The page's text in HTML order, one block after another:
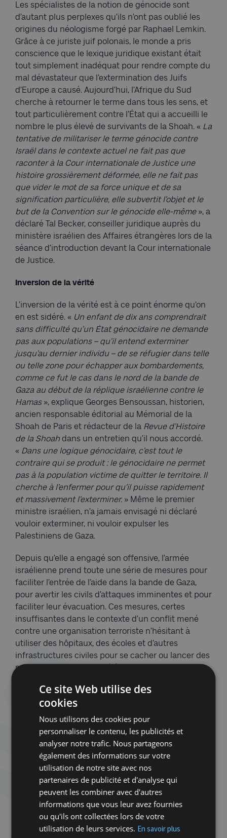
Les spécialistes de la notion de génocide sont
d’autant plus perplexes qu’ils n’ont pas oublié les
origines du néologisme forgé par Raphael Lemkin.
Grâce à ce juriste juif polonais, le monde a pris
conscience que le lexique juridique existant était
tout simplement inadéquat pour rendre compte du
mal dévastateur que l’extermination des Juifs
d’Europe a causé. Aujourd’hui, l’Afrique du Sud
cherche à retourner le terme dans tous les sens, et
tout particulièrement contre l’État qui a accueilli le
nombre le plus élevé de survivants de la Shoah. « La
tentative de militariser le terme génocide contre
Israël dans le contexte actuel ne fait pas que
raconter à la Cour internationale de Justice une
histoire grossièrement déformée, elle ne fait pas
que vider le mot de sa force unique et de sa
signification particulière, elle subvertit l’objet et le
but de la Convention sur le génocide elle-même », a
déclaré Tal Becker, conseiller juridique auprès du
ministère israélien des Affaires étrangères lors de la
séance d’introduction devant la Cour internationale
de Justice.
Inversion de la vérité
L’inversion de la vérité est à ce point énorme qu’on
en est sidéré. « Un enfant de dix ans comprendrait
sans difficulté qu’un État génocidaire ne demande
pas aux populations – qu’il entend exterminer
jusqu’au dernier individu – de se réfugier dans telle
ou telle zone pour échapper aux bombardements,
comme ce fut le cas dans le nord de la bande de
Gaza au début de la réplique israélienne contre le
Hamas», explique Georges Bensoussan, historien,
ancien responsable éditorial au Mémorial de la
Shoah de Paris et rédacteur de la Revue d’Histoire
de la Shoah dans un entretien qu’il nous accordé.
« Dans une logique génocidaire, c’est tout le
contraire qui se produit : le génocidaire ne permet
pas à la population victime de quitter le territoire. Il
cherche à l’enfermer pour qu’il puisse rapidement
et massivement l’exterminer. » Même le premier
ministre israélien, n’a jamais envisagé ni déclaré
vouloir exterminer, ni vouloir expulser les
Palestiniens de Gaza.
Depuis qu’elle a engagé son offensive, l’armée
israélienne prend toute une série de mesures pour
faciliter l’entrée de l’aide dans la bande de Gaza,
pour avertir les civils d’attaques imminentes et pour
faciliter leur évacuation. Ces mesures, certes
insuffisantes dans le contexte d’un conflit mené
contre une organisation terroriste n’hésitant à
utiliser des hôpitaux, des écoles et d’autres
infrastructures civiles pour se cacher ou lancer des
missiles, montrent que l’élément intentionnel,
Inévitablement, les déclarations outrancières des
ministres nationalistes religieux du gouvernement
Netanyahou sont évidemment montées en épingles
par ceux qui passent leur temps à délégitimer
Israël. Mais il faut malgré tout reconnaître qu’elles
ne reflètent pas la volonté du cabinet de guerre ni
de l’ensemble de l’opinion israélienne. Ces propos
existent mais sont minoritaires. «Parler d’un
transfert de population évoque un spectacle
d’horreur. Le ministre de la Sécurité nationale
Itamar Ben Gvir et le ministre des Finances Bezalel
Ce site Web utilise des
cookies
Nous utilisons des cookies pour
personnaliser le contenu, les publicités et
analyser notre trafic. Nous partageons
également des informations sur votre
utilisation de notre site avec nos
partenaires de publicité et d'analyse qui
peuvent les combiner avec d'autres
informations que vous leur avez fournies
ou qu'ils ont collectées lors de votre
utilisation de leurs services. En savoir plus